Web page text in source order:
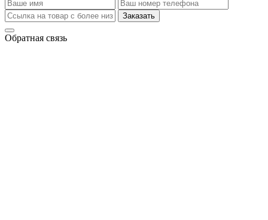
Заказать
Обратная связь